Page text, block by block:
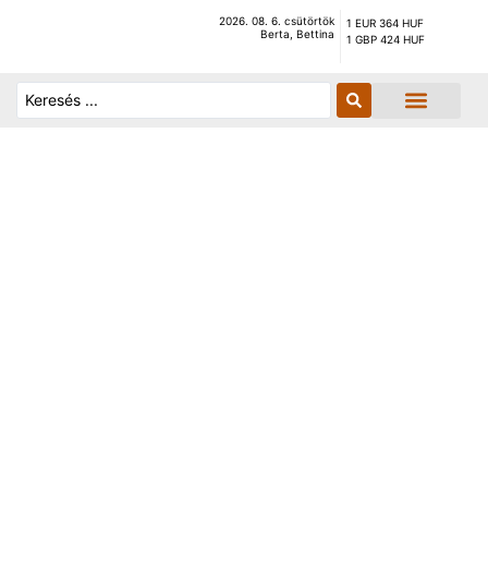
2026. 08. 6. csütörtök
Berta, Bettina
1 EUR 364 HUF
1 GBP 424 HUF